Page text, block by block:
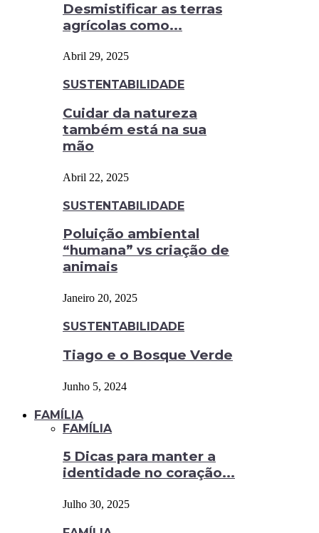
Desmistificar as terras
agrícolas como...
Abril 29, 2025
SUSTENTABILIDADE
Cuidar da natureza
também está na sua
mão
Abril 22, 2025
SUSTENTABILIDADE
Poluição ambiental
“humana” vs criação de
animais
Janeiro 20, 2025
SUSTENTABILIDADE
Tiago e o Bosque Verde
Junho 5, 2024
FAMÍLIA
FAMÍLIA
5 Dicas para manter a
identidade no coração...
Julho 30, 2025